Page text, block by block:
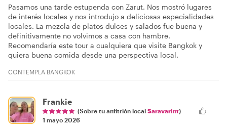
Pasamos una tarde estupenda con Zarut. Nos mostró lugares
de interés locales y nos introdujo a deliciosas especialidades
locales. La mezcla de platos dulces y salados fue buena y
definitivamente no volvimos a casa con hambre.
Recomendaría este tour a cualquiera que visite Bangkok y
quiera buena comida desde una perspectiva local.
CONTEMPLA BANGKOK
Frankie
(Sobre tu anfitrión local Saravarint)
1 mayo 2026